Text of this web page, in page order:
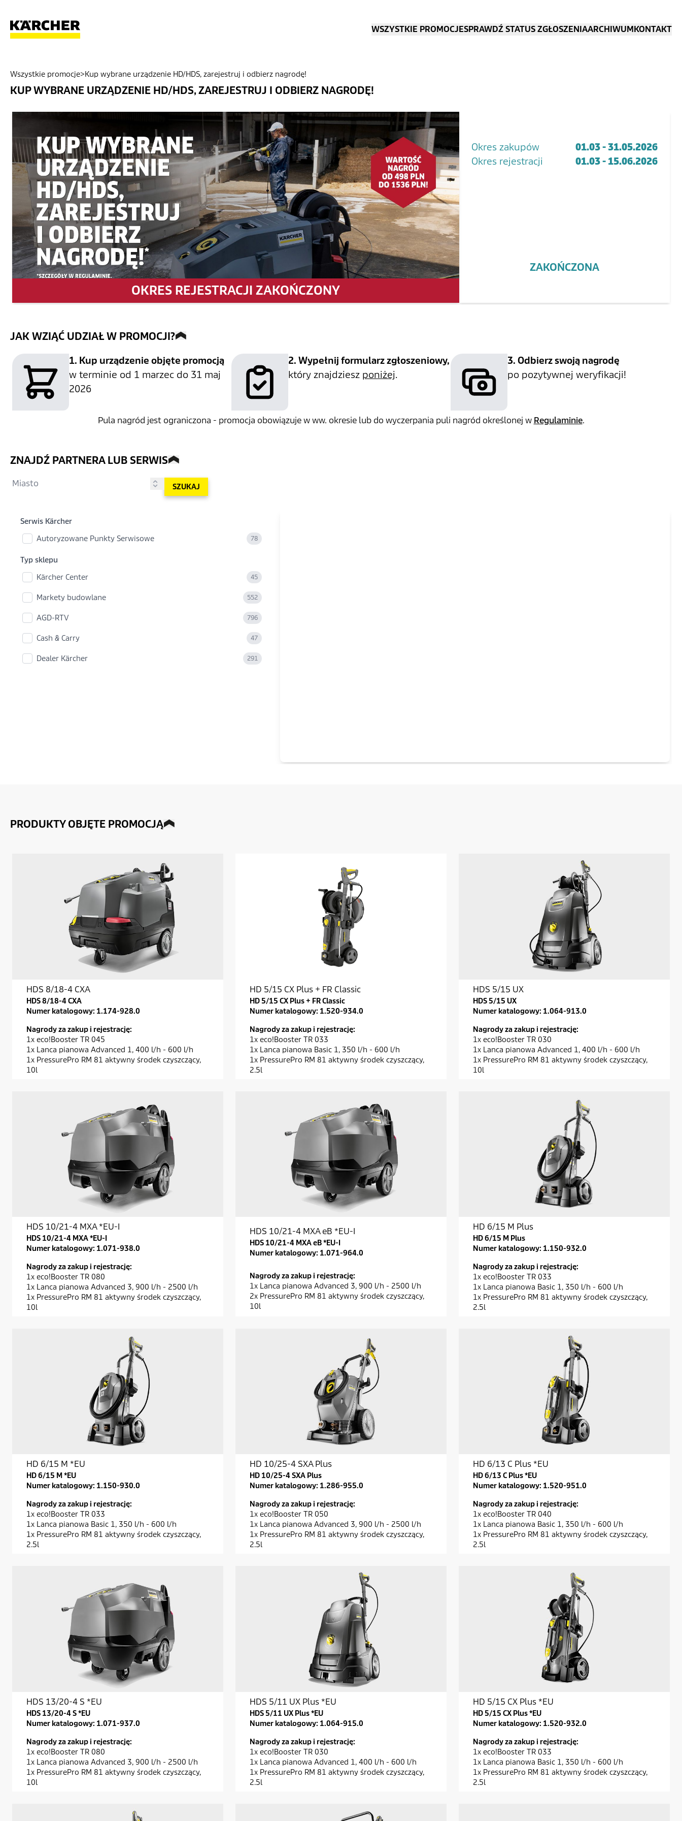
WSZYSTKIE PROMOCJESPRAWDŹ STATUS ZGŁOSZENIAARCHIWUMKONTAKT
Wszystkie promocje>Kup wybrane urządzenie HD/HDS, zarejestruj i odbierz nagrodę!
KUP WYBRANE URZĄDZENIE HD/HDS, ZAREJESTRUJ I ODBIERZ NAGRODĘ!
OKRES REJESTRACJI ZAKOŃCZONY
Okres zakupów
01.03 - 31.05.2026
Okres rejestracji
01.03 - 15.06.2026
ZAKOŃCZONA
JAK WZIĄĆ UDZIAŁ W PROMOCJI?
1. Kup urządzenie objęte promocją
w terminie od 1 marzec do 31 maj
2026
2. Wypełnij formularz zgłoszeniowy,
który znajdziesz poniżej.
3. Odbierz swoją nagrodę
po pozytywnej weryfikacji!
Pula nagród jest ograniczona - promocja obowiązuje w ww. okresie lub do wyczerpania puli nagród określonej w Regulaminie.
ZNAJDŹ PARTNERA LUB SERWIS
SZUKAJ
Serwis Kärcher
Autoryzowane Punkty Serwisowe
78
Typ sklepu
Kärcher Center
45
Markety budowlane 552
AGD-RTV 796
Cash & Carry 47
Dealer Kärcher 291
PRODUKTY OBJĘTE PROMOCJĄ
HDS 8/18-4 CXA
HDS 8/18-4 CXA
Numer katalogowy: 1.174-928.0
Nagrody za zakup i rejestrację:
1x eco!Booster TR 045
1x Lanca pianowa Advanced 1, 400 l/h - 600 l/h
1x PressurePro RM 81 aktywny środek czyszczący,
10l
HD 5/15 CX Plus + FR Classic
HD 5/15 CX Plus + FR Classic
Numer katalogowy: 1.520-934.0
Nagrody za zakup i rejestrację:
1x eco!Booster TR 033
1x Lanca pianowa Basic 1, 350 l/h - 600 l/h
1x PressurePro RM 81 aktywny środek czyszczący,
2.5l
HDS 5/15 UX
HDS 5/15 UX
Numer katalogowy: 1.064-913.0
Nagrody za zakup i rejestrację:
1x eco!Booster TR 030
1x Lanca pianowa Advanced 1, 400 l/h - 600 l/h
1x PressurePro RM 81 aktywny środek czyszczący,
10l
HDS 10/21-4 MXA *EU-I
HDS 10/21-4 MXA *EU-I
Numer katalogowy: 1.071-938.0
Nagrody za zakup i rejestrację:
1x eco!Booster TR 080
1x Lanca pianowa Advanced 3, 900 l/h - 2500 l/h
1x PressurePro RM 81 aktywny środek czyszczący,
10l
HDS 10/21-4 MXA eB *EU-I
HDS 10/21-4 MXA eB *EU-I
Numer katalogowy: 1.071-964.0
Nagrody za zakup i rejestrację:
1x Lanca pianowa Advanced 3, 900 l/h - 2500 l/h
2x PressurePro RM 81 aktywny środek czyszczący,
10l
HD 6/15 M Plus
HD 6/15 M Plus
Numer katalogowy: 1.150-932.0
Nagrody za zakup i rejestrację:
1x eco!Booster TR 033
1x Lanca pianowa Basic 1, 350 l/h - 600 l/h
1x PressurePro RM 81 aktywny środek czyszczący,
2.5l
HD 6/15 M *EU
HD 6/15 M *EU
Numer katalogowy: 1.150-930.0
Nagrody za zakup i rejestrację:
1x eco!Booster TR 033
1x Lanca pianowa Basic 1, 350 l/h - 600 l/h
1x PressurePro RM 81 aktywny środek czyszczący,
2.5l
HD 10/25-4 SXA Plus
HD 10/25-4 SXA Plus
Numer katalogowy: 1.286-955.0
Nagrody za zakup i rejestrację:
1x eco!Booster TR 050
1x Lanca pianowa Advanced 3, 900 l/h - 2500 l/h
1x PressurePro RM 81 aktywny środek czyszczący,
2.5l
HD 6/13 C Plus *EU
HD 6/13 C Plus *EU
Numer katalogowy: 1.520-951.0
Nagrody za zakup i rejestrację:
1x eco!Booster TR 040
1x Lanca pianowa Basic 1, 350 l/h - 600 l/h
1x PressurePro RM 81 aktywny środek czyszczący,
2.5l
HDS 13/20-4 S *EU
HDS 13/20-4 S *EU
Numer katalogowy: 1.071-937.0
Nagrody za zakup i rejestrację:
1x eco!Booster TR 080
1x Lanca pianowa Advanced 3, 900 l/h - 2500 l/h
1x PressurePro RM 81 aktywny środek czyszczący,
10l
HDS 5/11 UX Plus *EU
HDS 5/11 UX Plus *EU
Numer katalogowy: 1.064-915.0
Nagrody za zakup i rejestrację:
1x eco!Booster TR 030
1x Lanca pianowa Advanced 1, 400 l/h - 600 l/h
1x PressurePro RM 81 aktywny środek czyszczący,
2.5l
HD 5/15 CX Plus *EU
HD 5/15 CX Plus *EU
Numer katalogowy: 1.520-932.0
Nagrody za zakup i rejestrację:
1x eco!Booster TR 033
1x Lanca pianowa Basic 1, 350 l/h - 600 l/h
1x PressurePro RM 81 aktywny środek czyszczący,
2.5l